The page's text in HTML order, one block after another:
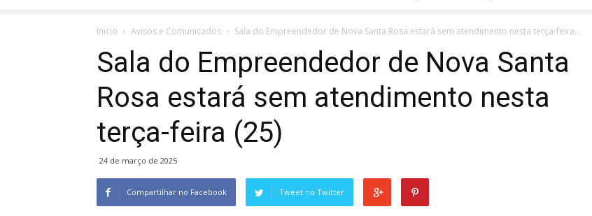
Inicio Avisos e Comunicados Sala do Empreendedor de Nova Santa Rosa estará sem atendimento nesta terça-feira...
Sala do Empreendedor de Nova Santa
Rosa estará sem atendimento nesta
terça-feira (25)
24 de março de 2025
Compartilhar no Facebook Tweet no Twitter